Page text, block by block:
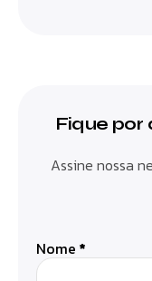
Fique por
Assine nossa
Nome *